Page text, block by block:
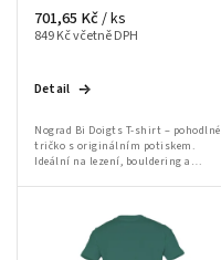
849 Kč včetně DPH
701,65 Kč/ ks
Detail
Nograd Bi Doigts T-shirt – pohodlné
tričko s originálním potiskem.
Ideální na lezení, bouldering a